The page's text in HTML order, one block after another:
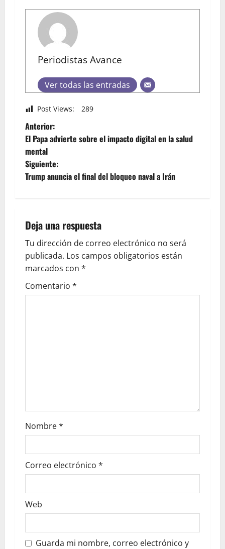
Periodistas Avance
Ver todas las entradas
Post Views: 289
Anterior:
El Papa advierte sobre el impacto digital en la salud
mental
Siguiente:
Trump anuncia el final del bloqueo naval a Irán
Deja una respuesta
Tu dirección de correo electrónico no será
publicada. Los campos obligatorios están
marcados con *
Comentario *
Nombre*
Correo electrónico *
Web
Guarda mi nombre, correo electrónico y